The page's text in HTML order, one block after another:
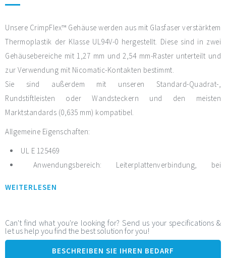
Unsere CrimpFlex™ Gehäuse werden aus mit Glasfaser verstärktem
Thermoplastik der Klasse UL94V-0 hergestellt. Diese sind in zwei
Gehäusebereiche mit 1,27 mm und 2,54 mm-Raster unterteilt und
zur Verwendung mit Nicomatic-Kontakten bestimmt.
Sie sind außerdem mit unseren Standard-Quadrat-,
Rundstiftleisten oder Wandsteckern und den meisten
Marktstandards (0,635 mm) kompatibel.
Allgemeine Eigenschaften:
UL E 125469
Anwendungsbereich: Leiterplattenverbindung, bei
Ein- oder zweireihig (02 bis 50 bei 2,54 mm und 04 bis 100 bei
Verriegelung (OJ, OL, OM, 1L, MOJ, MOJR, M4J) oder
rasterartig (OD)
Ohne Polarisation oder Verriegelung (OF, 4F, 7F10, MOF, M4F)
WEITERLESEN
Can't find what you're looking for? Send us your specifications &
let us help you find the best solution for you!
BESCHREIBEN SIE IHREN BEDARF